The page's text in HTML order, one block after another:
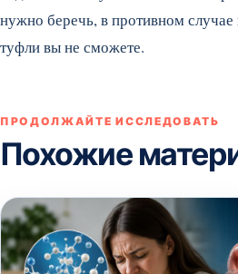
нужно беречь, в противном случае
туфли вы не сможете.
ПРОДОЛЖАЙТЕ ИССЛЕДОВАТЬ
Похожие